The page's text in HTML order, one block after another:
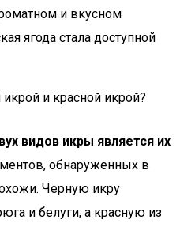
и вкусном
ягода стала доступной
и красной икрой?
видов икры является их
обнаруженных в
Черную икру
и белуги, а красную из